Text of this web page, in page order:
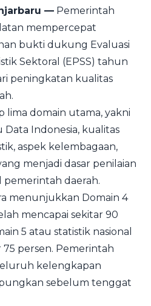
— Pemerintah
mempercepat
bukti dukung Evaluasi
Sektoral (EPSS) tahun
peningkatan kualitas
lima domain utama, yakni
Data Indonesia, kualitas
aspek kelembagaan,
menjadi dasar penilaian
pemerintah daerah.
menunjukkan Domain 4
mencapai sekitar 90
5 atau statistik nasional
75 persen. Pemerintah
kelengkapan
sebelum tenggat